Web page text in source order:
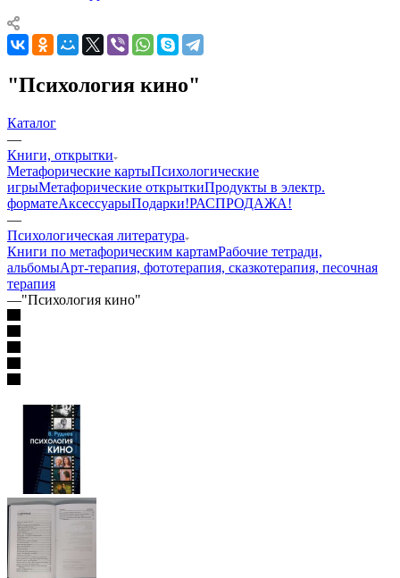
"Психология кино"
Каталог
—
Книги, открытки
Mетафорические картыПсихологические
игрыМетафорические открыткиПродукты в электр.
форматеАксессуарыПодарки!РАСПРОДАЖА!
—
Психологическая литература
Книги по метафорическим картамРабочие тетради,
альбомыАрт-терапия, фототерапия, сказкотерапия, песочная
терапия
—"Психология кино"